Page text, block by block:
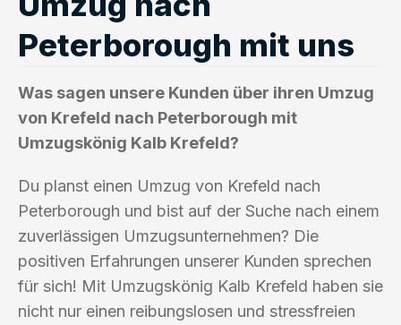
Peterborough mit uns
Was sagen unsere Kunden über ihren Umzug
von Krefeld nach Peterborough mit
Umzugskönig Kalb Krefeld?
Du planst einen Umzug von Krefeld nach
Peterborough und bist auf der Suche nach einem
zuverlässigen Umzugsunternehmen? Die
positiven Erfahrungen unserer Kunden sprechen
für sich! Mit Umzugskönig Kalb Krefeld haben sie
nicht nur einen reibungslosen und stressfreien